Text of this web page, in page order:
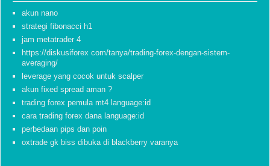
akun nano
strategi fibonacci h1
jam metatrader 4
https://diskusiforex com/tanya/trading-forex-dengan-sistem-
averaging/
leverage yang cocok untuk scalper
akun fixed spread aman ?
trading forex pemula mt4 language:id
cara trading forex dana language:id
perbedaan pips dan poin
oxtrade gk biss dibuka di blackberry varanya